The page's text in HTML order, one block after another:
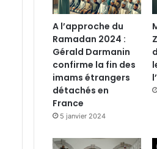
A l’approche du
Ramadan 2024 :
Gérald Darmanin
confirme la fin des
imams étrangers
détachés en
France
5 janvier 2024